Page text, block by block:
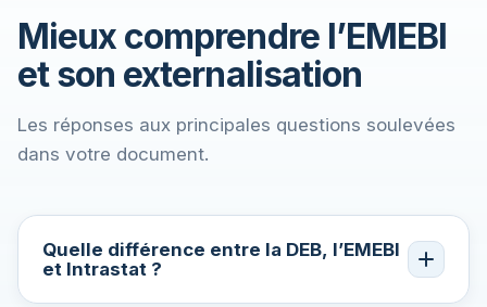
Mieux comprendre l’EMEBI
et son externalisation
Les réponses aux principales questions soulevées
dans votre document.
Quelle différence entre la DEB, l’EMEBI
et Intrastat ?